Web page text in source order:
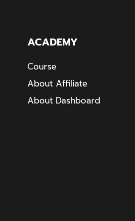
ACADEMY
Course
About Affiliate
About Dashboard